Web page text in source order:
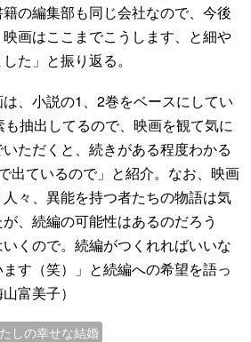
の編集部も同じ会社なので、今後
画はここまでこうします、と細や
た」と振り返る。
、小説の1、2巻をベースにしてい
抽出してるので、映画を観て気に
ただくと、続きがある程度わかる
出ているので」と紹介。なお、映画
々、異能を持つ者たちの物語は気
、続編の可能性はあるのだろう
くので。続編がつくれればいいな
す（笑）」と続編への希望を語っ
富美子）
しの幸せな結婚